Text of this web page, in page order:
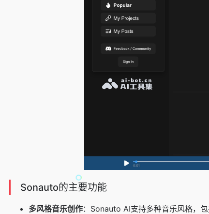
Sonauto的主要功能
多风格音乐创作：Sonauto AI支持多种音乐风格，